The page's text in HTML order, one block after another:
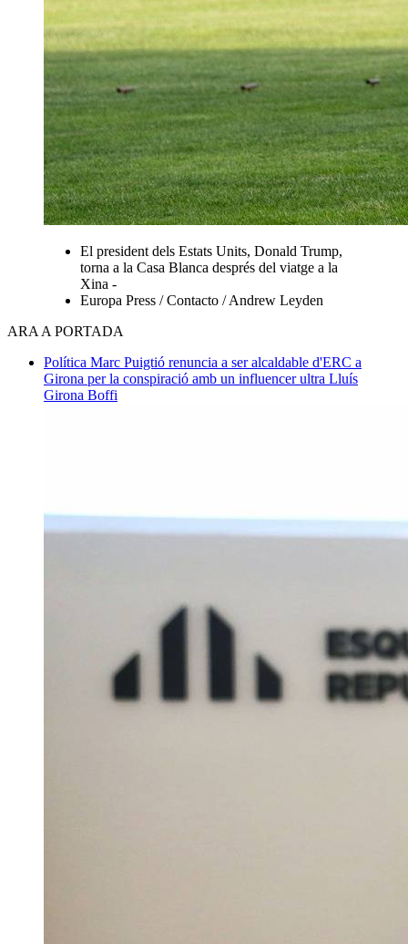
El president dels Estats Units, Donald Trump,
torna a la Casa Blanca després del viatge a la
Xina -
Europa Press / Contacto / Andrew Leyden
ARA A PORTADA
Política Marc Puigtió renuncia a ser alcaldable d'ERC a
Girona per la conspiració amb un influencer ultra Lluís
Girona Boffi